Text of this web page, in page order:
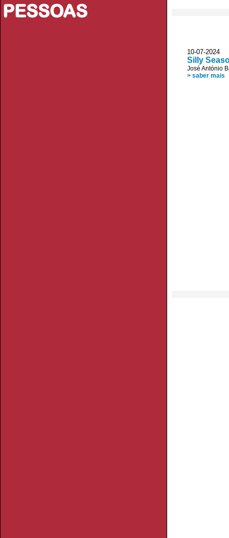
PESSOAS
10-07-
Silly
José António
> saber mais